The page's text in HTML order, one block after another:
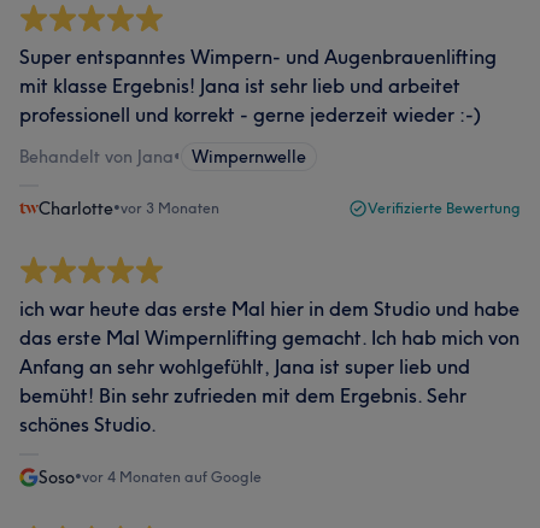
Super entspanntes Wimpern- und Augenbrauenlifting
mit klasse Ergebnis! Jana ist sehr lieb und arbeitet
professionell und korrekt - gerne jederzeit wieder :-)
Behandelt von Jana• Wimpernwelle
Charlotte•vor 3 Monaten Verifizierte Bewertung
ich war heute das erste Mal hier in dem Studio und habe
das erste Mal Wimpernlifting gemacht. Ich hab mich von
Anfang an sehr wohlgefühlt, Jana ist super lieb und
bemüht! Bin sehr zufrieden mit dem Ergebnis. Sehr
schönes Studio.
Soso•vor 4 Monaten auf Google